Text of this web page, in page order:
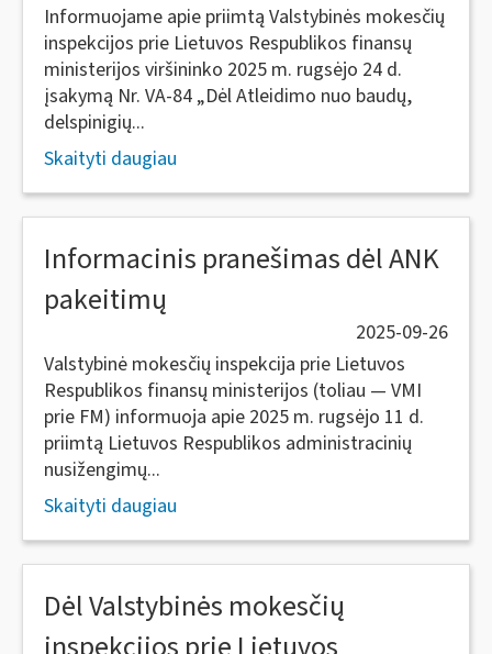
Informuojame apie priimtą Valstybinės mokesčių
inspekcijos prie Lietuvos Respublikos finansų
ministerijos viršininko 2025 m. rugsėjo 24 d.
įsakymą Nr. VA-84 „Dėl Atleidimo nuo baudų,
delspinigių...
Skaityti daugiau
Informacinis pranešimas dėl ANK
pakeitimų
2025-09-26
Valstybinė mokesčių inspekcija prie Lietuvos
Respublikos finansų ministerijos (toliau — VMI
prie FM) informuoja apie 2025 m. rugsėjo 11 d.
priimtą Lietuvos Respublikos administracinių
nusižengimų...
Skaityti daugiau
Dėl Valstybinės mokesčių